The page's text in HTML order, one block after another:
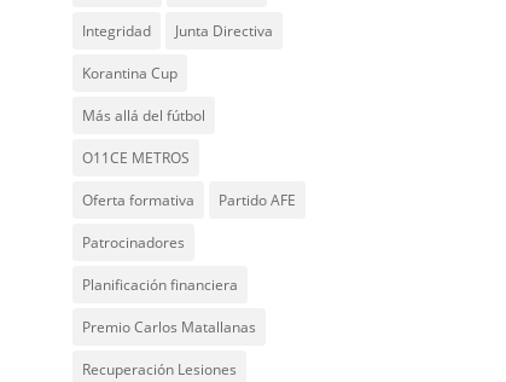
Integridad Junta Directiva
Korantina Cup
Más allá del fútbol
O11CE METROS
Oferta formativa Partido AFE
Patrocinadores
Planificación financiera
Premio Carlos Matallanas
Recuperación Lesiones